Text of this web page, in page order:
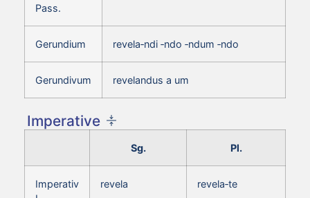
Pass.
Gerundium revela‑ndi ‑ndo ‑ndum ‑ndo
Gerundivum revelandus a um
Imperative
Sg. Pl.
Imperativ
revela revela‑te